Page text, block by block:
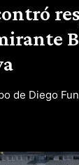
de Diego